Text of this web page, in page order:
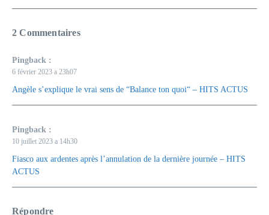
2 Commentaires
Pingback :
6 février 2023 a 23h07
Angèle s’explique le vrai sens de “Balance ton quoi“ – HITS ACTUS
Pingback :
10 juillet 2023 a 14h30
Fiasco aux ardentes après l’annulation de la dernière journée – HITS
ACTUS
Répondre